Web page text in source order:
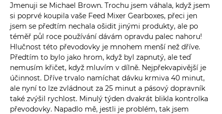
Jmenuji se Michael Brown. Trochu jsem váhala, když jsem
si poprvé koupila vaše Feed Mixer Gearboxes, přeci jen
jsem se předtím nechala ošidit jinými produkty, ale po
téměř půl roce používání dávám opravdu palec nahoru!
Hlučnost této převodovky je mnohem menší než dříve.
Předtím to bylo jako hrom, když byl zapnutý, ale teď
nemusím křičet, když mluvím v dílně. Nejpřekvapivější je
účinnost. Dříve trvalo namíchat dávku krmiva 40 minut,
ale nyní to lze zvládnout za 25 minut a pásový dopravník
také zvýšil rychlost. Minulý týden dvakrát blikla kontrolka
převodovky. Napadlo mě, jestli je problém, tak jsem